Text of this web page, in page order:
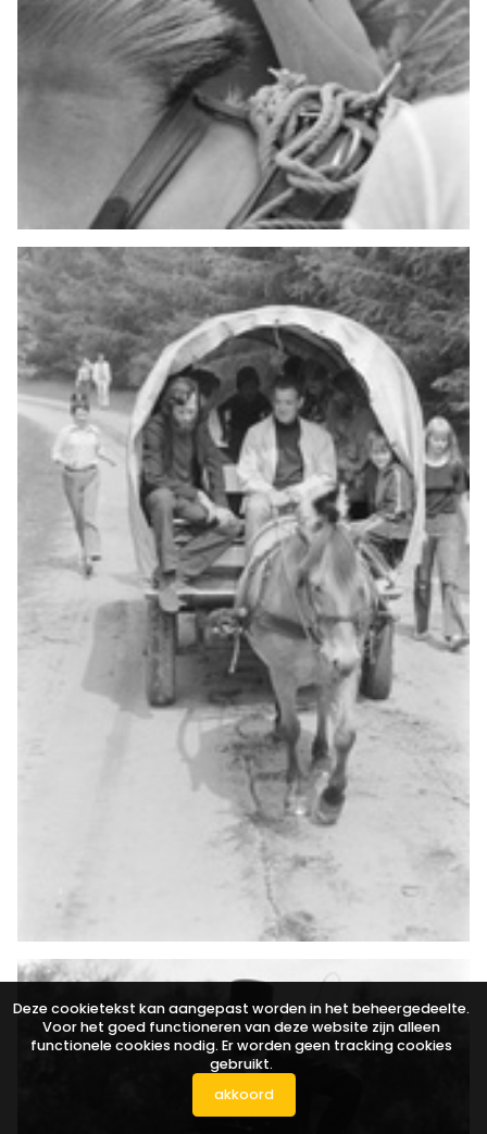
Deze cookietekst kan aangepast worden in het beheergedeelte.
Voor het goed functioneren van deze website zijn alleen
functionele cookies nodig. Er worden geen tracking cookies
gebruikt.
akkoord